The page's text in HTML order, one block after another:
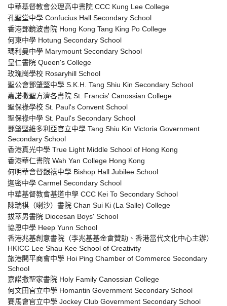
中華基督教會公理高中書院 CCC Kung Lee College
孔聖堂中學 Confucius Hall Secondary School
香港鄧鏡波書院 Hong Kong Tang King Po College
何東中學 Hotung Secondary School
瑪利曼中學 Marymount Secondary School
皇仁書院 Queen's College
玫瑰崗學校 Rosaryhill School
聖公會鄧肇堅中學 S.K.H. Tang Shiu Kin Secondary School
嘉諾撒聖方濟各書院 St. Francis' Canossian College
聖保祿學校 St. Paul's Convent School
聖保祿中學 St. Paul's Secondary School
鄧肇堅維多利亞官立中學 Tang Shiu Kin Victoria Government
Secondary School
香港真光中學 True Light Middle School of Hong Kong
香港華仁書院 Wah Yan College Hong Kong
何明華會督銀禧中學 Bishop Hall Jubilee School
迦密中學 Carmel Secondary School
中華基督教會基道中學 CCC Kei To Secondary School
陳瑞祺（喇沙）書院 Chan Sui Ki (La Salle) College
拔萃男書院 Diocesan Boys' School
協恩中學 Heep Yunn School
香港兆基創意書院（李兆基基金會贊助、香港當代文化中心主辦）
HKICC Lee Shau Kee School of Creativity
旅港開平商會中學 Hoi Ping Chamber of Commerce Secondary
School
嘉諾撒聖家書院 Holy Family Canossian College
何文田官立中學 Homantin Government Secondary School
賽馬會官立中學 Jockey Club Government Secondary School